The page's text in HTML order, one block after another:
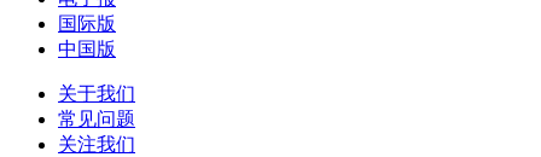
国际版
中国版
关于我们
常见问题
关注我们